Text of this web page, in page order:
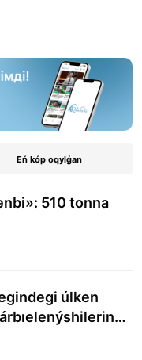
Eń kóp oqylǵan
510 tonna
úlken